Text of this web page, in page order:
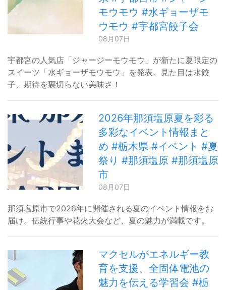
モウモウ #水ギョーザモ
ウモウ #宇都宮餃子会
08月07日
宇都宮の人気店「ジャージーモウモウ」が新たに夏限定の
スイーツ「水ギョーザモウモウ」を発表。見た目は水餃
子、期待を裏切らない美味さ！
2026年那須塩原夏を彩る
多彩なイベント情報まと
め #栃木県 #イベント #夏
祭り #那須塩原 #那須塩原
市
08月07日
那須塩原市で2026年に開催される夏のイベント情報をお
届け。伝統行事や花火大会など、夏の魅力が満載です。
マクセルがエネルギー教
育を支援、全固体電池の
魅力を伝える学習会 #栃